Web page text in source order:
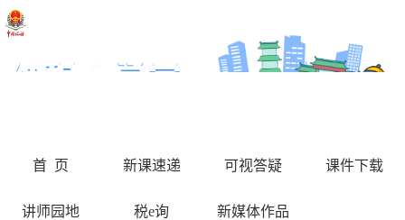
首 页 新课速递 可视答疑 课件下载
讲师园地 税e询 新媒体作品